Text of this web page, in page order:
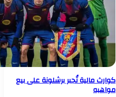
كوارث مالية تُجبر برشلونة على بيع
مواهبه